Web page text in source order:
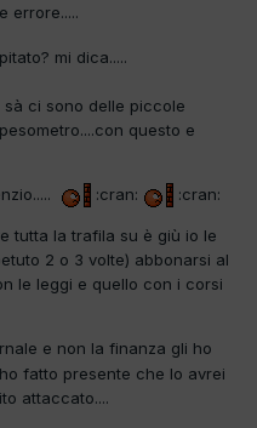
errore.....
mi dica.....
ci sono delle piccole
questo e
:cran: :cran:
tutta la trafila su è giù io le
2 o 3 volte) abbonarsi al
le leggi e quello con i corsi
e non la finanza gli ho
fatto presente che lo avrei
attaccato....